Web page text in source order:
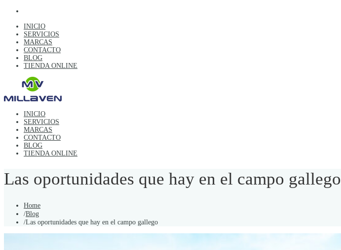
INICIO
SERVICIOS
MARCAS
CONTACTO
BLOG
TIENDA ONLINE
INICIO
SERVICIOS
MARCAS
CONTACTO
BLOG
TIENDA ONLINE
Las oportunidades que hay en el campo gallego
Home
/Blog
/Las oportunidades que hay en el campo gallego